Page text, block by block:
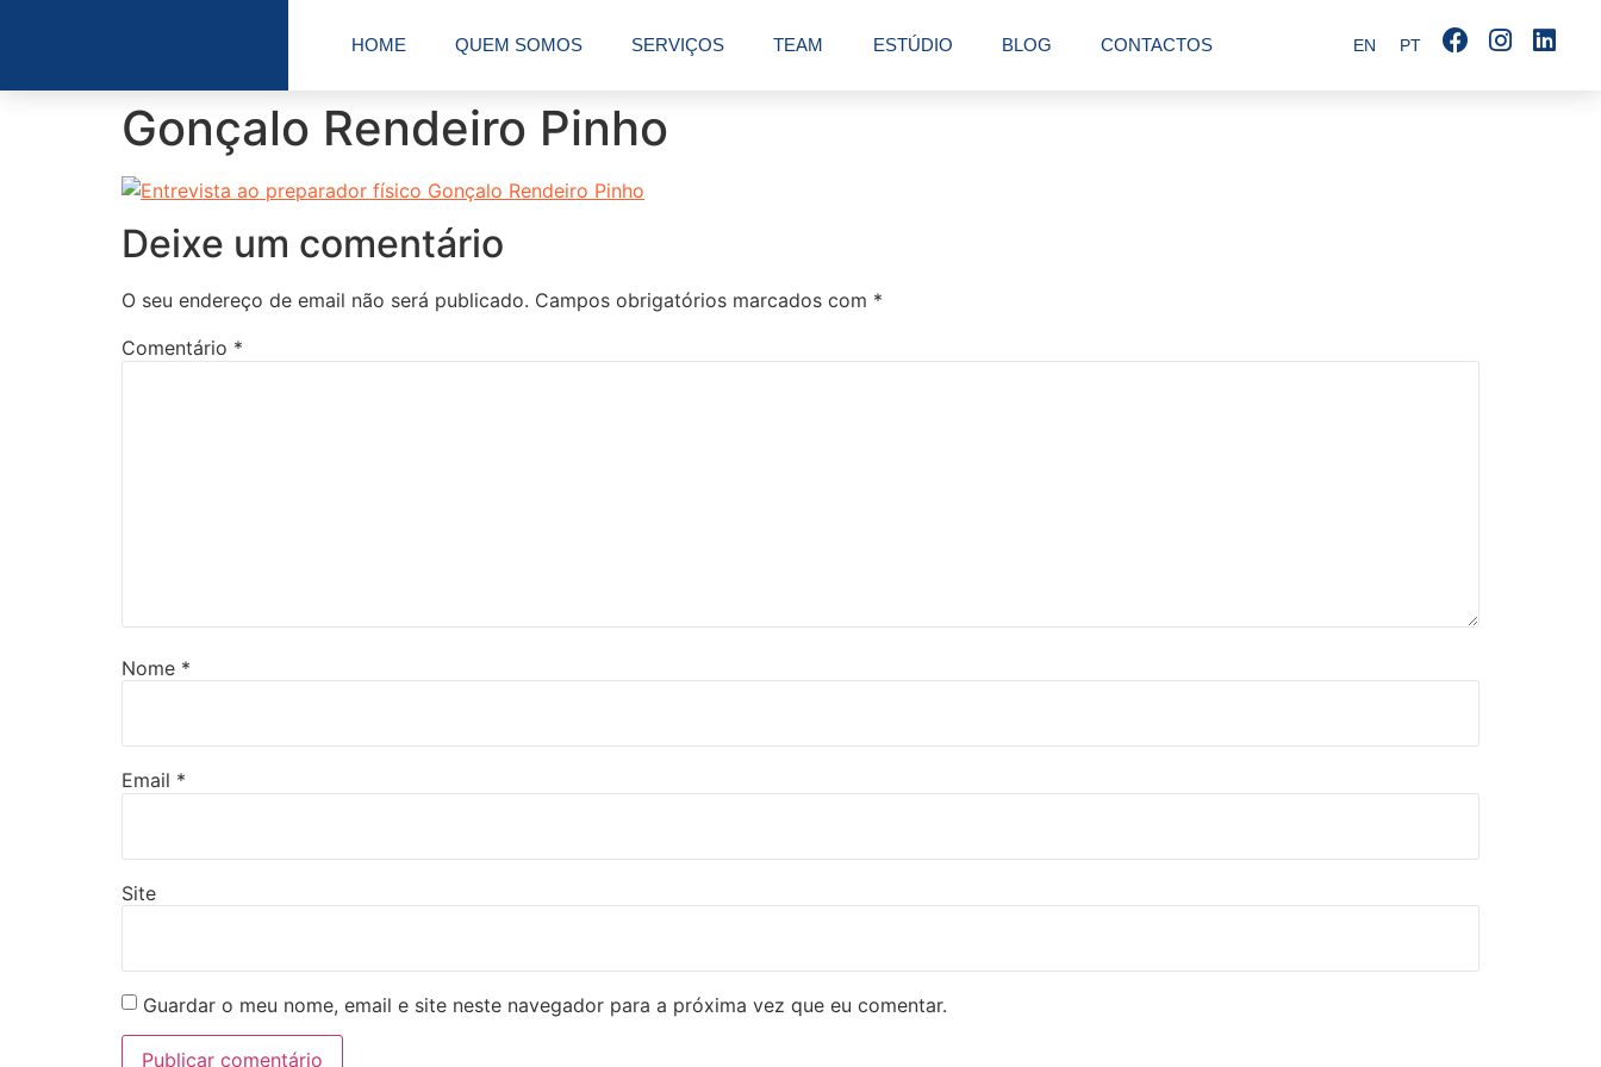
HOME QUEM SOMOS SERVIÇOS TEAM ESTÚDIO BLOG CONTACTOS EN PT
Gonçalo Rendeiro Pinho
Deixe um comentário
O seu endereço de email não será publicado. Campos obrigatórios marcados com *
Comentário *
Nome *
Email *
Site
Guardar o meu nome, email e site neste navegador para a próxima vez que eu comentar.